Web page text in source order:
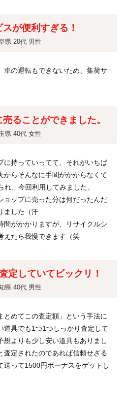
が便利すぎる！
県 20代 男性
車の運転もできないため、集荷サ
ることができました。
県 40代 女性
に持っていってて、それがいちば
からそんなに手間がかからなくて
、今回利用してみました。
ョップに売った分は何だったんだ
ました（汗
間がかかりますが、リサイクルシ
えたら我慢できます（笑
定していてビックリ！
県 40代 男性
とめてこの査定額」という手法に
道具でも1つ1つしっかり査定して
想よりも少し安い道具もありまし
査定されたのであれば信頼せざる
送って1500円ボーナスをゲットし